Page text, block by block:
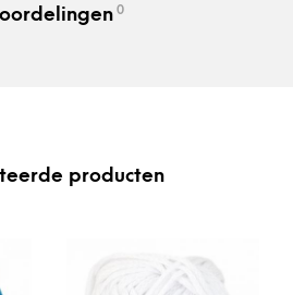
0
producten